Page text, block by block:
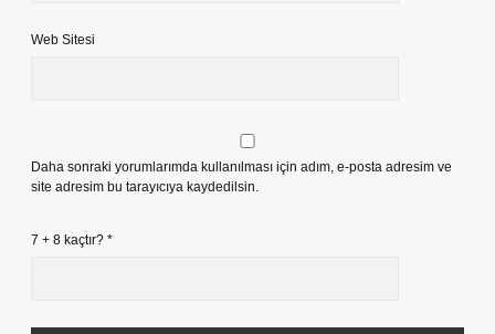
Web Sitesi
Daha sonraki yorumlarımda kullanılması için adım, e-posta adresim ve
site adresim bu tarayıcıya kaydedilsin.
7 + 8 kaçtır? *